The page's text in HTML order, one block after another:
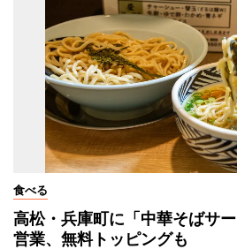
食べる
高松・兵庫町に「中華そばサ
営業、無料トッピングも